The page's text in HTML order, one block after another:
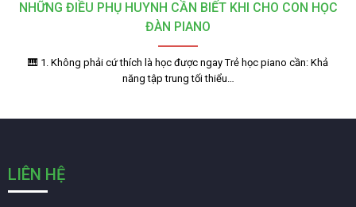
NHỮNG ĐIỀU PHỤ HUYNH CẦN BIẾT KHI CHO CON HỌC
ĐÀN PIANO
🎹 1. Không phải cứ thích là học được ngay Trẻ học piano cần: Khả
năng tập trung tối thiểu…
LIÊN HỆ